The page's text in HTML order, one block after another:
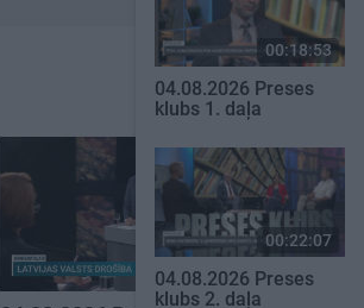
00:23:04
00:18:53
04.08.2026 Preses
klubs 1. daļa
00:22:07
04.08.2026 Preses
klubs 2. daļa